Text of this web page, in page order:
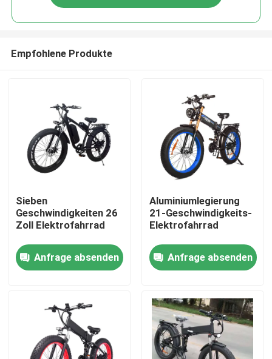
Haus
Empfohlene Produkte
Sieben
Geschwindigkeiten 26
Zoll Elektrofahrrad
Anfrage absenden
Aluminiumlegierung
21-Geschwindigkeits-
Elektrofahrrad
Anfrage absenden